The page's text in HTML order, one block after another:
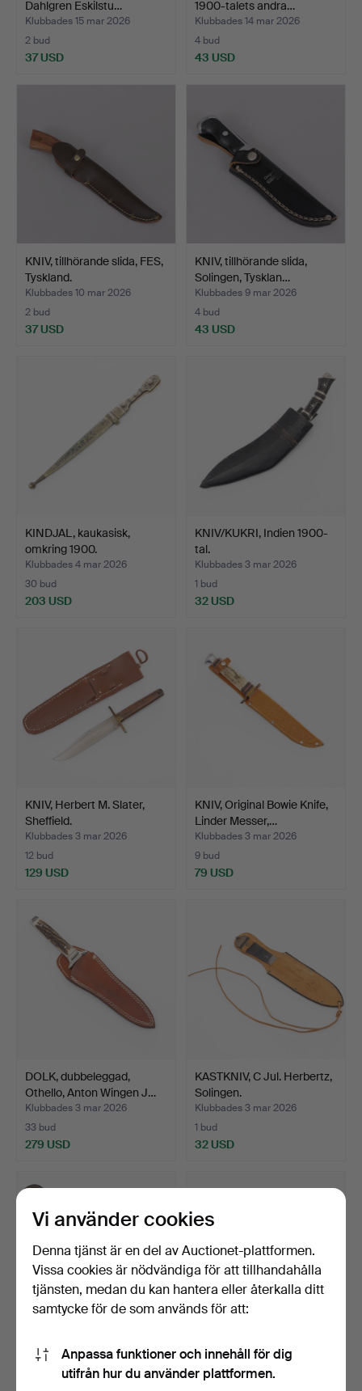
Dahlgren Eskilstu…
Klubbades 15 mar 2026
2 bud
37 USD
1900-talets andra…
Klubbades 14 mar 2026
4 bud
43 USD
KNIV, tillhörande slida, FES,
Tyskland.
Klubbades 10 mar 2026
2 bud
37 USD
KNIV, tillhörande slida,
Solingen, Tysklan…
Klubbades 9 mar 2026
4 bud
43 USD
KINDJAL, kaukasisk,
omkring 1900.
Klubbades 4 mar 2026
30 bud
203 USD
KNIV/KUKRI, Indien 1900-
tal.
Klubbades 3 mar 2026
1 bud
32 USD
KNIV, Herbert M. Slater,
Sheffield.
Klubbades 3 mar 2026
12 bud
129 USD
KNIV, Original Bowie Knife,
Linder Messer,…
Klubbades 3 mar 2026
9 bud
79 USD
DOLK, dubbeleggad,
Othello, Anton Wingen J…
Klubbades 3 mar 2026
33 bud
279 USD
KASTKNIV, C Jul. Herbertz,
Solingen.
Klubbades 3 mar 2026
1 bud
32 USD
DOLK. Fairbairn-Sykes
Commando knife, Will…
Klubbades 3 mar 2026
DOLK, dubbeleggad,
Rehwaffen, Solingen.
Klubbades 3 mar 2026
Vi använder cookies
Denna tjänst är en del av Auctionet-plattformen.
Vissa cookies är nödvändiga för att tillhandahålla
tjänsten, medan du kan hantera eller återkalla ditt
samtycke för de som används för att:
Anpassa funktioner och innehåll för dig
utifrån hur du använder plattformen.